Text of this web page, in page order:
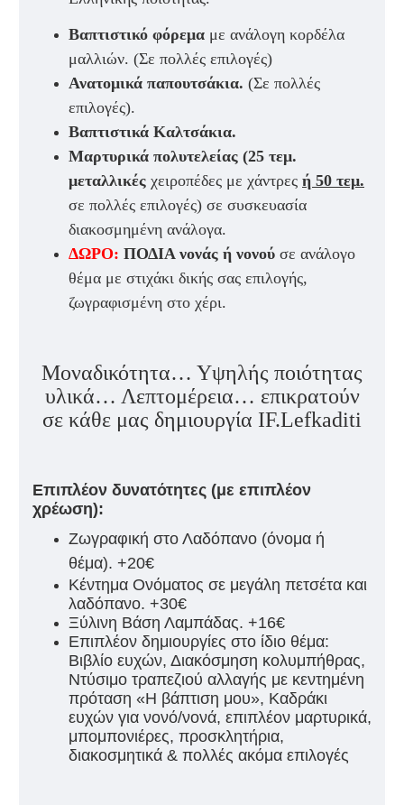
Βαπτιστικό φόρεμα με ανάλογη κορδέλα
μαλλιών. (Σε πολλές επιλογές)
Ανατομικά παπουτσάκια. (Σε πολλές
επιλογές).
Βαπτιστικά Καλτσάκια.
Μαρτυρικά πολυτελείας (25 τεμ.
μεταλλικές χειροπέδες με χάντρες ή 50 τεμ.
σε πολλές επιλογές) σε συσκευασία
διακοσμημένη ανάλογα.
ΔΩΡΟ: ΠΟΔΙΑ νονάς ή νονού σε ανάλογο
θέμα με στιχάκι δικής σας επιλογής,
ζωγραφισμένη στο χέρι.
Μοναδικότητα… Υψηλής ποιότητας
υλικά… Λεπτομέρεια… επικρατούν
σε κάθε μας δημιουργία IF.Lefkaditi
Επιπλέον δυνατότητες (με επιπλέον
χρέωση):
Ζωγραφική στο Λαδόπανο (όνομα ή
θέμα). +20€
Κέντημα Ονόματος σε μεγάλη πετσέτα και
λαδόπανο. +30€
Ξύλινη Βάση Λαμπάδας. +16€
Επιπλέον δημιουργίες στο ίδιο θέμα:
Βιβλίο ευχών, Διακόσμηση κολυμπήθρας,
Ντύσιμο τραπεζιού αλλαγής με κεντημένη
πρόταση «Η βάπτιση μου», Καδράκι
ευχών για νονό/νονά, επιπλέον μαρτυρικά,
μπομπονιέρες, προσκλητήρια,
διακοσμητικά & πολλές ακόμα επιλογές